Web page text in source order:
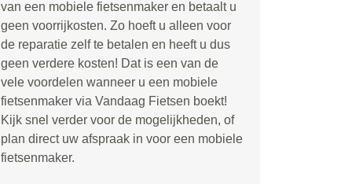
van een mobiele fietsenmaker en betaalt u
geen voorrijkosten. Zo hoeft u alleen voor
de reparatie zelf te betalen en heeft u dus
geen verdere kosten! Dat is een van de
vele voordelen wanneer u een mobiele
fietsenmaker via Vandaag Fietsen boekt!
Kijk snel verder voor de mogelijkheden, of
plan direct uw afspraak in voor een mobiele
fietsenmaker.